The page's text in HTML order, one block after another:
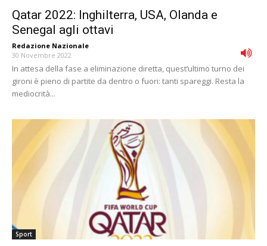
Qatar 2022: Inghilterra, USA, Olanda e
Senegal agli ottavi
Redazione Nazionale -
30 Novembre 2022
In attesa della fase a eliminazione diretta, quest’ultimo turno dei
gironi è pieno di partite da dentro o fuori: tanti spareggi. Resta la
mediocrità...
Sport